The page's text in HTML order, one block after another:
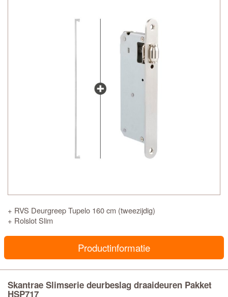
+ RVS Deurgreep Tupelo 160 cm (tweezijdig)
+ Rolslot Slim
Productinformatie
Skantrae Slimserie deurbeslag draaideuren Pakket
HSP717